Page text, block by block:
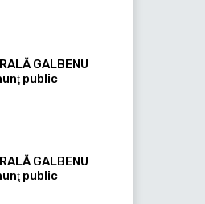
GALBENU
public
GALBENU
public